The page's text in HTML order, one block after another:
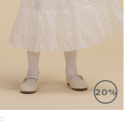
20%